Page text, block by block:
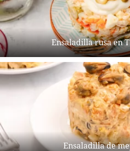
Ensaladilla rusa en
Ensaladilla de